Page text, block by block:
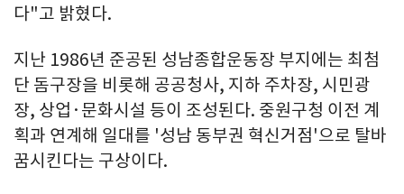
다"고 밝혔다.
지난 1986년 준공된 성남종합운동장 부지에는 최첨
단 돔구장을 비롯해 공공청사, 지하 주차장, 시민광
장, 상업·문화시설 등이 조성된다. 중원구청 이전 계
획과 연계해 일대를 '성남 동부권 혁신거점'으로 탈바
꿈시킨다는 구상이다.